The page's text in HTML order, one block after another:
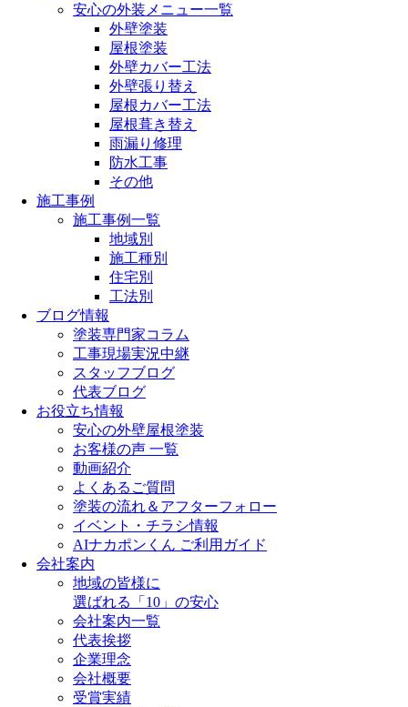
安心の外装メニュー一覧
外壁塗装
屋根塗装
外壁カバー工法
外壁張り替え
屋根カバー工法
屋根葺き替え
雨漏り修理
防水工事
その他
施工事例
施工事例一覧
地域別
施工種別
住宅別
工法別
ブログ情報
塗装専門家コラム
工事現場実況中継
スタッフブログ
代表ブログ
お役立ち情報
安心の外壁屋根塗装
お客様の声 一覧
動画紹介
よくあるご質問
塗装の流れ＆アフターフォロー
イベント・チラシ情報
AIナカポンくん ご利用ガイド
会社案内
地域の皆様に
選ばれる「10」の安心
会社案内一覧
代表挨拶
企業理念
会社概要
受賞実績